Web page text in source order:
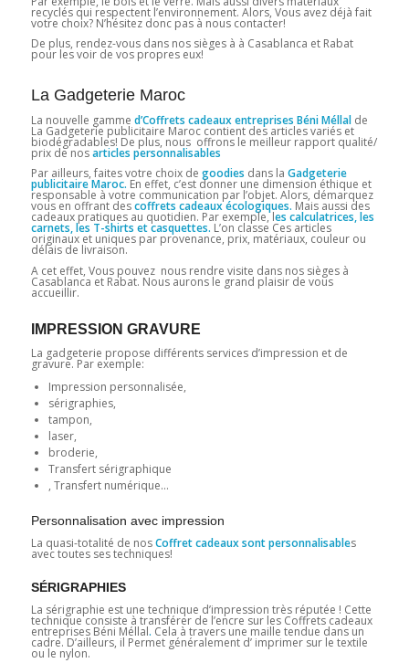
recyclés qui respectent l’environnement. Alors, Vous avez déjà fait
votre choix? N’hésitez donc pas à nous contacter!
De plus, rendez-vous dans nos sièges à à Casablanca et Rabat
pour les voir de vos propres eux!
La Gadgeterie Maroc
La nouvelle gamme d’Coffrets cadeaux entreprises Béni Méllalde
La Gadgeterie publicitaire Maroc contient des articles variés et
biodégradables! De plus, nous offrons le meilleur rapport qualité/
prix de nosarticles personnalisables
Par ailleurs, faites votre choix de goodies dans la Gadgeterie
publicitaire Maroc. En effet, c’est donner une dimension éthique et
responsable à votre communication par l’objet. Alors, démarquez
vous en offrant descoffrets cadeaux écologiques. Mais aussi des
cadeaux pratiques au quotidien. Par exemple, les calculatrices, les
carnets, les T-shirts et casquettes. L’on classe Ces articles
originaux et uniques par provenance, prix, matériaux, couleur ou
délais de livraison.
A cet effet, Vous pouvez nous rendre visite dans nos sièges à
Casablanca et Rabat. Nous aurons le grand plaisir de vous
accueillir.
IMPRESSION GRAVURE
La gadgeterie propose différents services d’impression et de
gravure. Par exemple:
Impression personnalisée,
sérigraphies,
tampon,
laser,
broderie,
Transfert sérigraphique
, Transfert numérique…
Personnalisation avec impression
La quasi-totalité de nosCoffret cadeaux sont personnalisables
avec toutes ses techniques!
SÉRIGRAPHIES
La sérigraphie est une technique d’impression très réputée ! Cette
technique consiste à transférer de l’encre sur les Coffrets cadeaux
entreprises Béni Méllal. Cela à travers une maille tendue dans un
cadre. D’ailleurs, il Permet généralement d’ imprimer sur le textile
ou le nylon.